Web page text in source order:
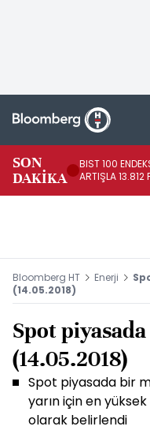
SON
DAKİKA
BIST 100
ARTIŞLA 13.812
Bloomberg HT Enerji
(14.05.2018)
Spot
(14.05.2018)
Spot piyasada bir
yarın için en yüksek
olarak belirlendi